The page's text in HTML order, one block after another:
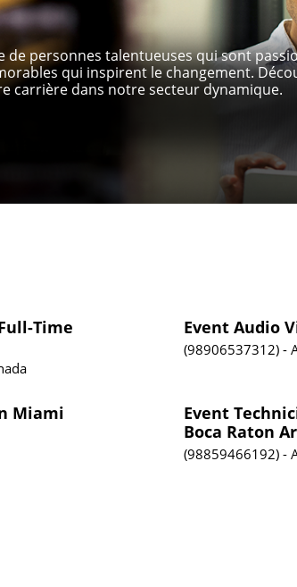
de personnes talentueuses qui sont
qui inspirent le changement.
carrière dans notre secteur dynamique.
Time
Event Audio
98906537312
Miami
Event
Boca Raton
98859466192